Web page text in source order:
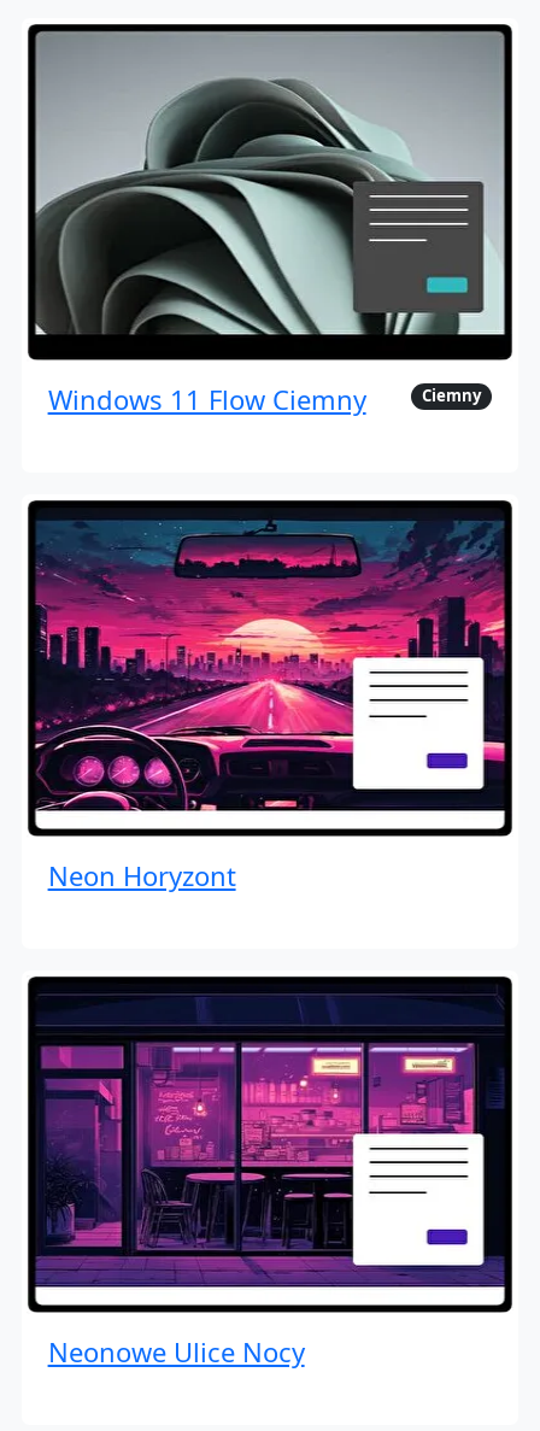
Windows 11 Flow Ciemny Ciemny
Neon Horyzont
Neonowe Ulice Nocy